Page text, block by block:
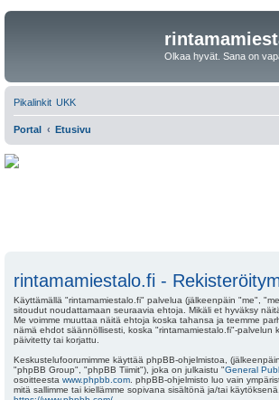
Olkaa hyvät. Sana on
Pikalinkit UKK
Portal Etusivu
rintamamiestalo.fi -
Käyttämällä "rintamamiestalo.fi" palvelua (jälkeenpäin "me",
sitoudut noudattamaan seuraavia ehtoja. Mikäli et hyväksy
Me voimme muuttaa näitä ehtoja koska tahansa ja teemme
nämä ehdot säännöllisesti, koska "rintamamiestalo.fi"-
päivitetty tai korjattu.
Keskustelufoorumimme käyttää phpBB-ohjelmistoa,
"phpBB Group", "phpBB Tiimit"), joka on julkaistu "General
osoitteesta www.phpbb.com . phpBB-ohjelmisto luo vain
mitä sallimme tai kiellämme sopivana sisältönä ja/tai